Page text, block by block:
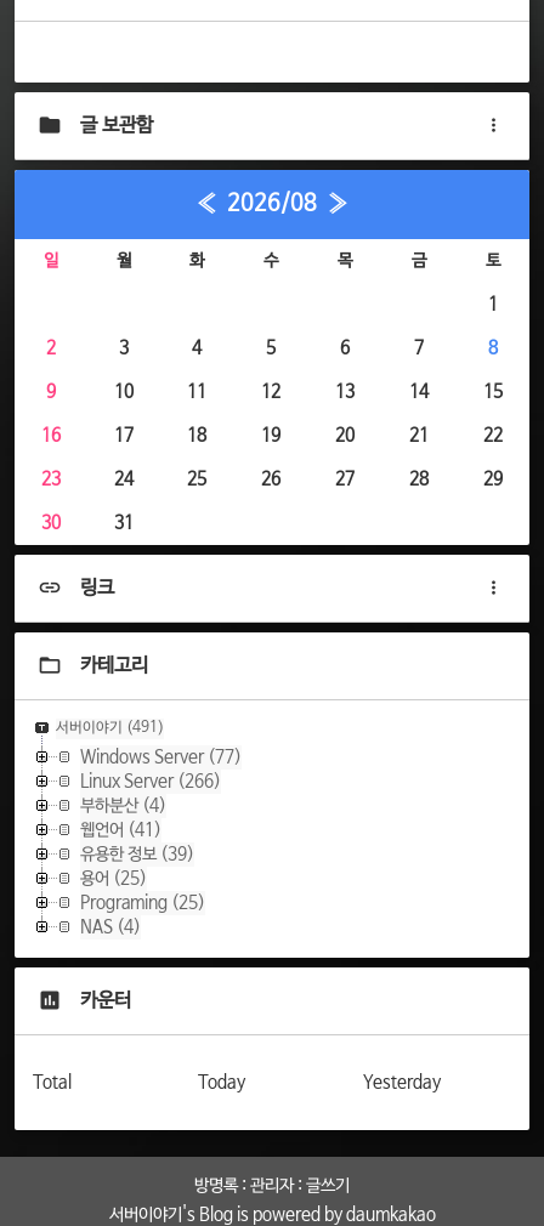
글 보관함
« 2026/08 »
일 월 화 수 목 금 토
1
2 3 4 5 6 7 8
9 10 11 12 13 14 15
16 17 18 19 20 21 22
23 24 25 26 27 28 29
30 31
링크
카테고리
서버이야기 (491)
Windows Server(77)
Linux Server(266)
부하분산(4)
웹언어 (41)
유용한 정보(39)
용어 (25)
Programing (25)
NAS (4)
카운터
Total Today Yesterday
방명록: 관리자: 글쓰기
서버이야기 's Blog is powered bydaumkakao